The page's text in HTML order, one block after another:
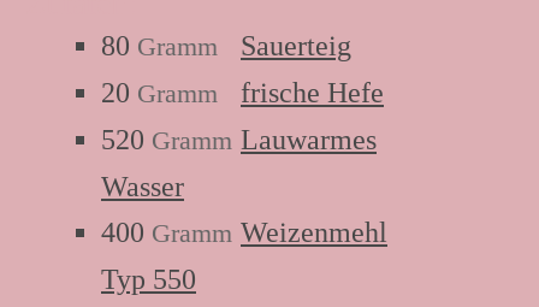
80 Gramm
Sauerteig
20 Gramm
frische Hefe
520 Gramm Lauwarmes
Wasser
400 Gramm Weizenmehl
Typ 550